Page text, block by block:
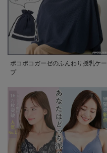
ポコポコガーゼのふんわり授乳ケー
プ